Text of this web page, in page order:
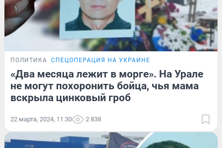
ПОЛИТИКА СПЕЦОПЕРАЦИЯ НА УКРАИНЕ
«Два месяца лежит в морге». На Урале
не могут похоронить бойца, чья мама
вскрыла цинковый гроб
22 марта, 2024, 11:30 2 838